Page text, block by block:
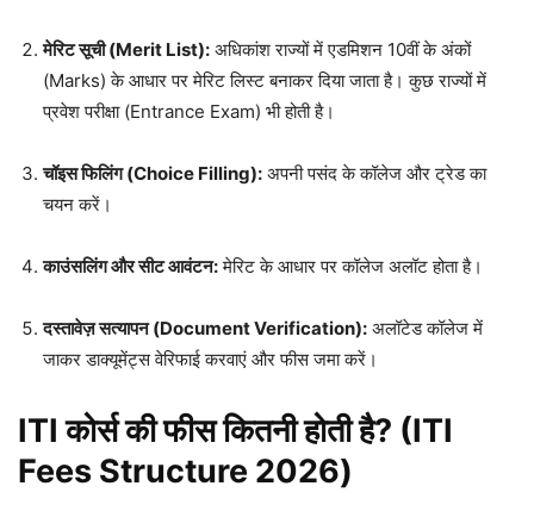
मेरिट सूची (Merit List): अधिकांश राज्यों में एडमिशन 10वीं के अंकों
(Marks) के आधार पर मेरिट लिस्ट बनाकर दिया जाता है। कुछ राज्यों में
प्रवेश परीक्षा (Entrance Exam) भी होती है।
चॉइस फिलिंग (Choice Filling): अपनी पसंद के कॉलेज और ट्रेड का
चयन करें।
काउंसलिंग और सीट आवंटन:मेरिट के आधार पर कॉलेज अलॉट होता है।
दस्तावेज़ सत्यापन (Document Verification): अलॉटेड कॉलेज में
जाकर डाक्यूमेंट्स वेरिफाई करवाएं और फीस जमा करें।
ITI कोर्स की फीस कितनी होती है? (ITI
Fees Structure 2026)